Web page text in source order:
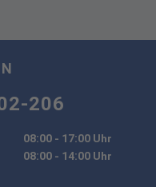
206
08:00 - 17:00 Uhr
08:00 - 14:00 Uhr